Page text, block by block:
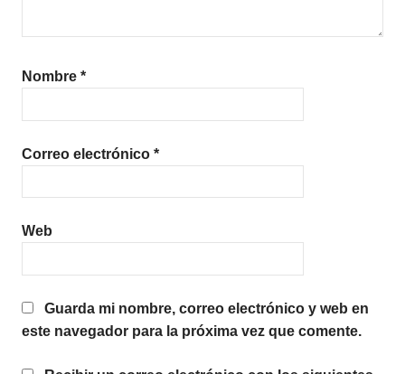
Nombre *
Correo electrónico *
Web
Guarda mi nombre, correo electrónico y web en
este navegador para la próxima vez que comente.